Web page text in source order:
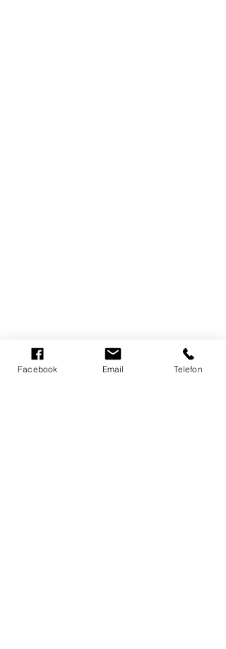
Facebook Email Telefon